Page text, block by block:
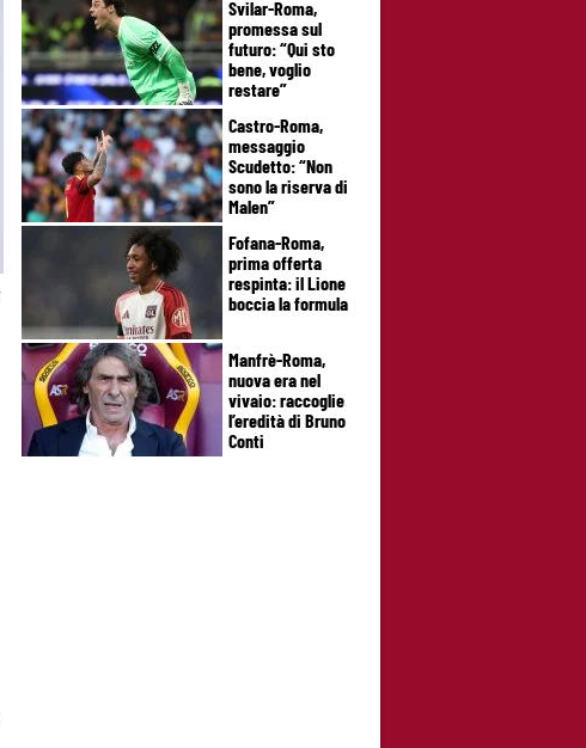
Svilar-Roma,
promessa sul
futuro: “Qui sto
bene, voglio
restare”
Castro-Roma,
messaggio
Scudetto: “Non
sono la riserva di
Malen”
Fofana-Roma,
prima offerta
respinta: il Lione
boccia la formula
Manfrè-Roma,
nuova era nel
vivaio: raccoglie
l’eredità di Bruno
Conti